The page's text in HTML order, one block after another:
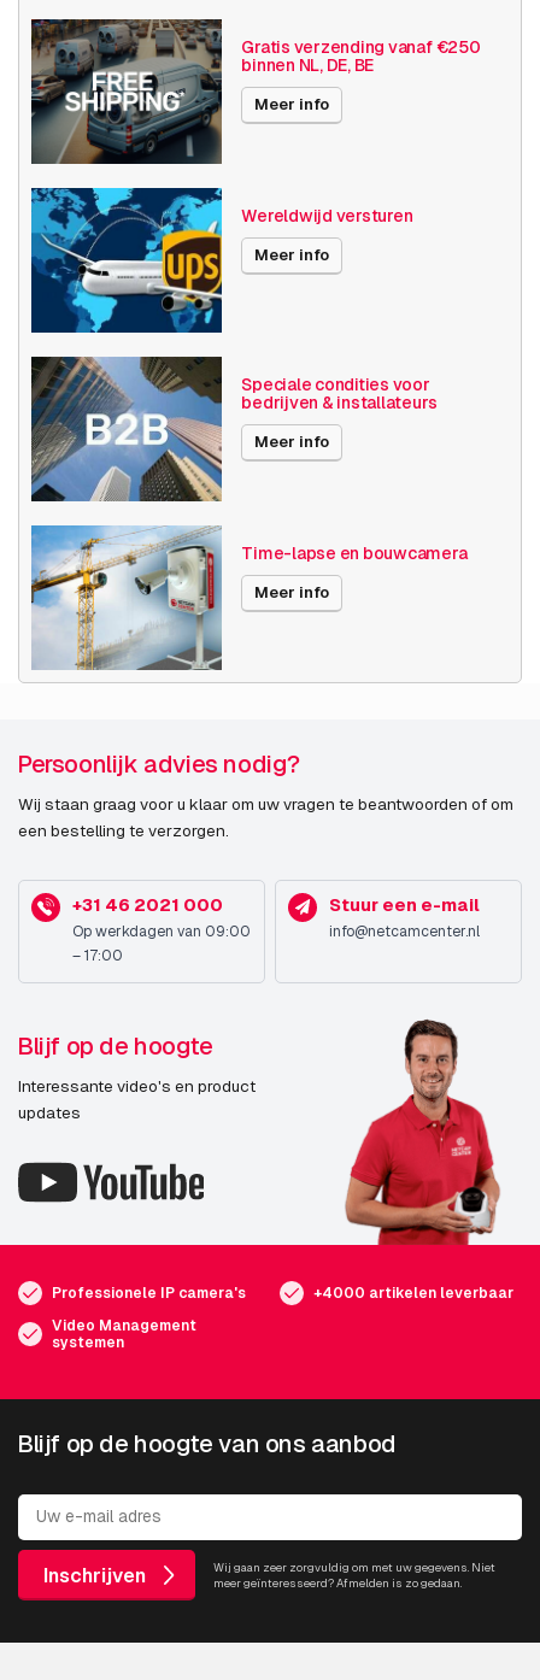
Camera
eigenschappen
Analoog
Basis functionaliteit
Dag en nacht
Invoer / uitvoer
Resolutie ≤ 720p (1MP)
Bosch Series NHT Thermische IP Camera's
Maximale Beeldhoek
Videocompressie H264
Diversen Opruiming
Publicatiedatum
Gratis verzending vanaf €250
binnen NL, DE, BE
Meer info
Wereldwijd versturen
Meer info
Speciale condities voor
bedrijven & installateurs
Meer info
Time-lapse en bouwcamera
Meer info
Persoonlijk advies nodig?
Wij staan graag voor u klaar om uw vragen te beantwoorden of om
een bestelling te verzorgen.
+31 46 2021 000
Op werkdagen van 09:00
– 17:00
Stuur een e-mail
info@netcamcenter.nl
Blijf op de hoogte
Interessante video's en product
updates
Professionele IP camera's
+4000 artikelen leverbaar
Video Management
systemen
Blijf op de hoogte van ons aanbod
Inschrijven
Wij gaan zeer zorgvuldig om met uw gegevens. Niet
meer geïnteresseerd? Afmelden is zo gedaan.